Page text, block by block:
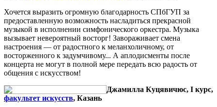
Хочется выразить огромную благодарность СПбГУП за
предоставленную возможность насладиться прекрасной
музыкой в исполнении симфонического оркестра. Музыка
вызывает невероятный восторг! Завораживает смена
настроения — от радостного к меланхоличному, от
восторженного к задумчивому... А аплодисменты после
концерта не могут в полной мере передать всю радость от
общения с искусством!
Джамилла Куцявичюс, I курс,
факультет искусств, Казань